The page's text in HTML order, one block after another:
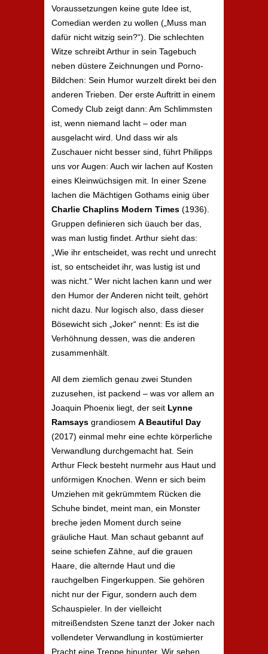
Voraussetzungen keine gute Idee ist,
Comedian werden zu wollen („Muss man
dafür nicht witzig sein?“). Die schlechten
Witze schreibt Arthur in sein Tagebuch
neben düstere Zeichnungen und Porno-
Bildchen: Sein Humor wurzelt direkt bei den
anderen Trieben. Der erste Auftritt in einem
Comedy Club zeigt dann: Am Schlimmsten
ist, wenn niemand lacht – oder man
ausgelacht wird. Und dass wir als
Zuschauer nicht besser sind, führt Philipps
uns vor Augen: Auch wir lachen auf Kosten
eines Kleinwüchsigen mit. In einer Szene
lachen die Mächtigen Gothams einig über
Charlie Chaplins Modern Times (1936).
Gruppen definieren sich üauch ber das,
was man lustig findet. Arthur sieht das:
„Wie ihr entscheidet, was recht und unrecht
ist, so entscheidet ihr, was lustig ist und
was nicht.“ Wer nicht lachen kann und wer
den Humor der Anderen nicht teilt, gehört
nicht dazu. Nur logisch also, dass dieser
Bösewicht sich „Joker“ nennt: Es ist die
Verhöhnung dessen, was die anderen
zusammenhält.
All dem ziemlich genau zwei Stunden
zuzusehen, ist packend – was vor allem an
Joaquin Phoenix liegt, der seit Lynne
Ramsays grandiosem A Beautiful Day
(2017) einmal mehr eine echte körperliche
Verwandlung durchgemacht hat. Sein
Arthur Fleck besteht nurmehr aus Haut und
unförmigen Knochen. Wenn er sich beim
Umziehen mit gekrümmtem Rücken die
Schuhe bindet, meint man, ein Monster
breche jeden Moment durch seine
gräuliche Haut. Man schaut gebannt auf
seine schiefen Zähne, auf die grauen
Haare, die alternde Haut und die
rauchgelben Fingerkuppen. Sie gehören
nicht nur der Figur, sondern auch dem
Schauspieler. In der vielleicht
mitreißendsten Szene tanzt der Joker nach
vollendeter Verwandlung in kostümierter
Pracht eine Treppe hinunter. Wir sehen